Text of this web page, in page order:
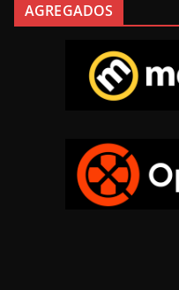
AGREGADOS